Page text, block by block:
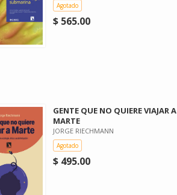
Agotado
$ 565.00
GENTE QUE NO QUIERE VIAJAR A
MARTE
JORGE RIECHMANN
Agotado
$ 495.00